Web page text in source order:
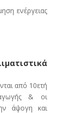
ενέργειας
από 10ετή
& οι
άψογη και